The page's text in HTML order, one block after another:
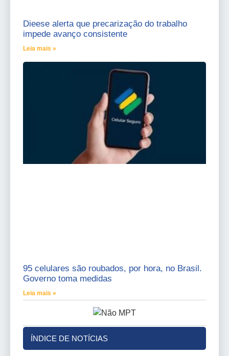
Dieese alerta que precarização do trabalho
impede avanço consistente
Leia mais »
95 celulares são roubados, por hora, no Brasil.
Governo toma medidas
Leia mais »
ÍNDICE DE NOTÍCIAS